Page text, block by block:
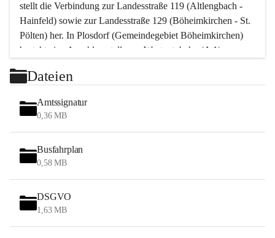
stellt die Verbindung zur Landesstraße 119 (Altlengbach -
Hainfeld) sowie zur Landesstraße 129 (Böheimkirchen - St.
Pölten) her. In Plosdorf (Gemeindegebiet Böheimkirchen)
besteht eine Anschlussstelle zur Westautobahn (A 1).
Wien erreicht man in ca. 45 Minuten.
Stössing zählt noch zum Naherholungsraum Wien sowie
zum Naherholungsraum St. Pölten. Viele Bauernhöfe hatten
„ihre Wiener“. Seit 1960 bauten viele Wiener
Wochenendhäuser im Gemeindegebiet. Wegen des
waldreichen Jagdgebietes haben viele Jagdpächter ihre
Das Wandern ist aus touristischer Sicht die bedeutendste
Tätigkeit. Das hügelige Gebiet mit Wanderwegen durch
Wiesen, Wälder und Obstkulturen lädt dazu ein. Gefördert
Dateien
Amtssignatur
0,36 MB
Busfahrplan
0,58 MB
DSGVO
1,63 MB